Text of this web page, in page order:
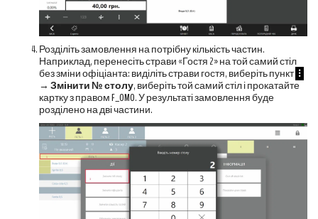
Розділіть замовлення на потрібну кількість частин.
Наприклад, перенесіть страви «Гостя 2» на той самий стіл
без зміни офіціанта: виділіть страви гостя, виберіть пункт ⁝
→ Змінити № столу, виберіть той самий стіл і прокатайте
картку з правомF_OMO. У результаті замовлення буде
розділено на дві частини.